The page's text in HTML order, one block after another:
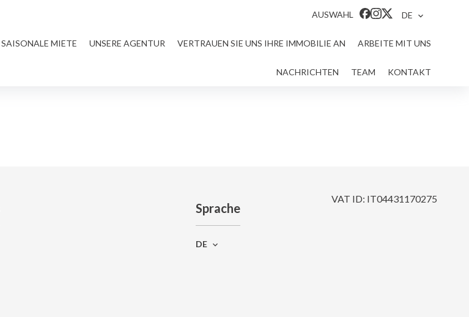
AUSWAHL DE
SAISONALE MIETE UNSERE AGENTUR VERTRAUEN SIE UNS IHRE IMMOBILIE AN ARBEITE MIT UNS
NACHRICHTEN TEAM KONTAKT
Sprache
DE
VAT ID: IT04431170275